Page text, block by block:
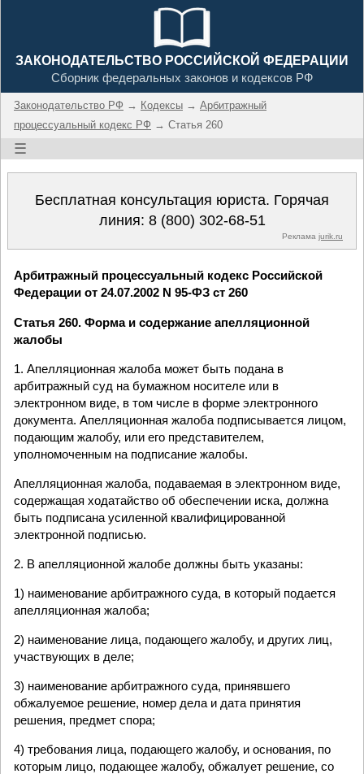
ЗАКОНОДАТЕЛЬСТВО РОССИЙСКОЙ ФЕДЕРАЦИИ
Сборник федеральных законов и кодексов РФ
Законодательство РФ → Кодексы → Арбитражный
процессуальный кодекс РФ → Статья 260
☰
Бесплатная консультация юриста. Горячая
линия: 8 (800) 302-68-51
Реклама jurik.ru
Арбитражный процессуальный кодекс Российской
Федерации от 24.07.2002 N 95-ФЗ ст 260
Статья 260. Форма и содержание апелляционной
жалобы
1. Апелляционная жалоба может быть подана в
арбитражный суд на бумажном носителе или в
электронном виде, в том числе в форме электронного
документа. Апелляционная жалоба подписывается лицом,
подающим жалобу, или его представителем,
уполномоченным на подписание жалобы.
Апелляционная жалоба, подаваемая в электронном виде,
содержащая ходатайство об обеспечении иска, должна
быть подписана усиленной квалифицированной
электронной подписью.
2. В апелляционной жалобе должны быть указаны:
1) наименование арбитражного суда, в который подается
апелляционная жалоба;
2) наименование лица, подающего жалобу, и других лиц,
участвующих в деле;
3) наименование арбитражного суда, принявшего
обжалуемое решение, номер дела и дата принятия
решения, предмет спора;
4) требования лица, подающего жалобу, и основания, по
которым лицо, подающее жалобу, обжалует решение, со